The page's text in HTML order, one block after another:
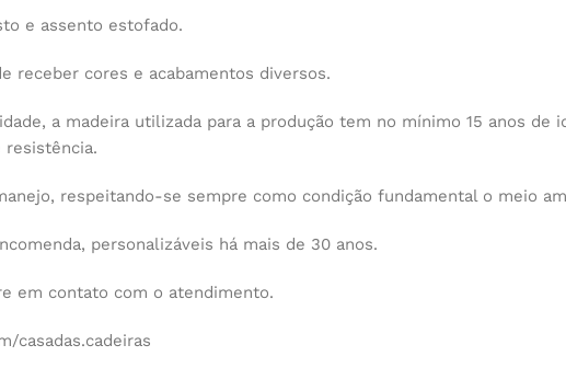
e assento estofado.
receber cores e acabamentos diversos.
a madeira utilizada para a produção tem no mínimo 15 anos
resistência.
respeitando-se sempre como condição fundamental o meio
personalizáveis há mais de 30 anos.
em contato com o atendimento.
casadas.cadeiras